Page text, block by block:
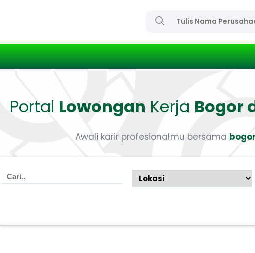
Portal Lowongan Kerja Bogor
Awali karir profesionalmu bersama